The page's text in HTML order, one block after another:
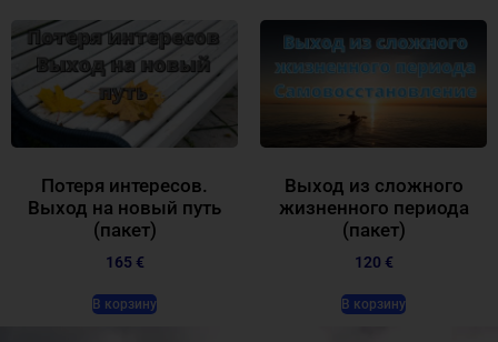
Потеря интересов.
Выход на новый путь
(пакет)
165 €
В корзину
Выход из сложного
жизненного периода
(пакет)
120 €
В корзину